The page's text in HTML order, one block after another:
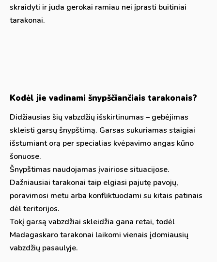
skraidyti ir juda gerokai ramiau nei įprasti buitiniai
tarakonai.
Kodėl jie vadinami šnypščiančiais tarakonais?
Didžiausias šių vabzdžių išskirtinumas – gebėjimas
skleisti garsų šnypštimą. Garsas sukuriamas staigiai
išstumiant orą per specialias kvėpavimo angas kūno
šonuose.
Šnypštimas naudojamas įvairiose situacijose.
Dažniausiai tarakonai taip elgiasi pajutę pavojų,
poravimosi metu arba konfliktuodami su kitais patinais
dėl teritorijos.
Tokį garsą vabzdžiai skleidžia gana retai, todėl
Madagaskaro tarakonai laikomi vienais įdomiausių
vabzdžių pasaulyje.